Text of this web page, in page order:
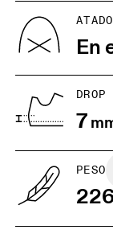
US
UK
Arrastra en
ATADO
En
DROP
7
PESO